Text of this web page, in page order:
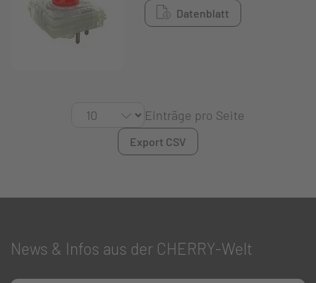
Datenblatt
Einträge pro Seite
Export CSV
News & Infos aus der CHERRY-Welt